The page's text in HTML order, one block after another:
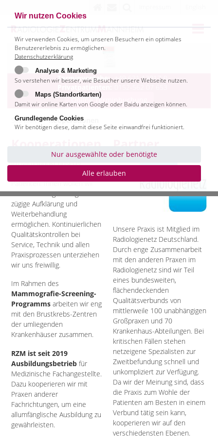
Terminvergabe: +49 621 12017-0
Online Terminbuchung
Startseite Kooperationen
Aktivitäten stehen unsere
Patienten. Ihnen wollen wir
mit zuverlässigen Diagnosen
zügige Aufklärung und
Weiterbehandlung
ermöglichen. Kontinuierlichen
Qualitätskontrollen bei
Service, Technik und allen
Praxisprozessen unterziehen
wir uns freiwillig.
Im Rahmen des
Mammografie-Screening-
Programms arbeiten wir eng
mit den Brustkrebs-Zentren
der umliegenden
Krankenhäuser zusammen.
RZM ist seit 2019
Ausbildungsbetrieb für
Medizinische Fachangestellte.
Dazu kooperieren wir mit
Praxen anderer
Fachrichtungen, um eine
allumfänglische Ausbildung zu
gewährleisten.
Unsere Praxis ist Mitglied im
Radiologienetz Deutschland.
Durch enge Zusammenarbeit
mit den anderen Praxen im
Radiologienetz sind wir Teil
eines bundesweiten,
flächendeckenden
Qualitätsverbunds von
mittlerweile 100 unabhängigen
Großpraxen und 70
Krankenhaus-Abteilungen. Bei
kritischen Fällen stehen
netzeigene Spezialisten zur
Zweitbefundung schnell und
unkompliziert zur Verfügung.
Da wir der Meinung sind, dass
die Praxis zum Wohle der
Patienten am Besten in einem
Verbund tätig sein kann,
kooperieren wir auf den
verschiedensten Ebenen.
Wir nutzen Cookies
Wir verwenden Cookies, um unseren Besuchern ein optimales
Benutzererlebnis zu ermöglichen.
Datenschutzerklärung
Analyse & Marketing
So verstehen wir besser, wie Besucher unsere Webseite nutzen.
Maps (Standortkarten)
Damit wir online Karten von Google oder Baidu anzeigen können.
Grundlegende Cookies
Wir benötigen diese, damit diese Seite einwandfrei funktioniert.
Nur ausgewählte oder benötigte
Alle erlauben